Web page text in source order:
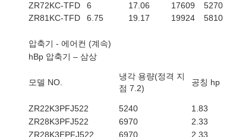
ZR72KC-TFD
6 17.06 17609 5270
ZR81KC-TFD
6.75 19.17 19924 5810
압축기 - 에어컨 (계속)
hBp 압축기 – 삼상
모델 NO.
냉각 용량(정격 지
점 7.2)
공칭 hp
ZR22K3PFJ522
5240 1.83
ZR28K3PFJ522
6970 2.33
ZR28K3EPFJ522
6970 2.33